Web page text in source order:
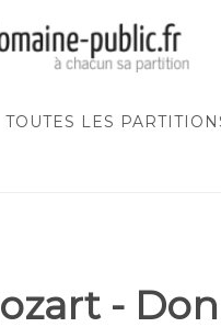
TOUTES LES
-